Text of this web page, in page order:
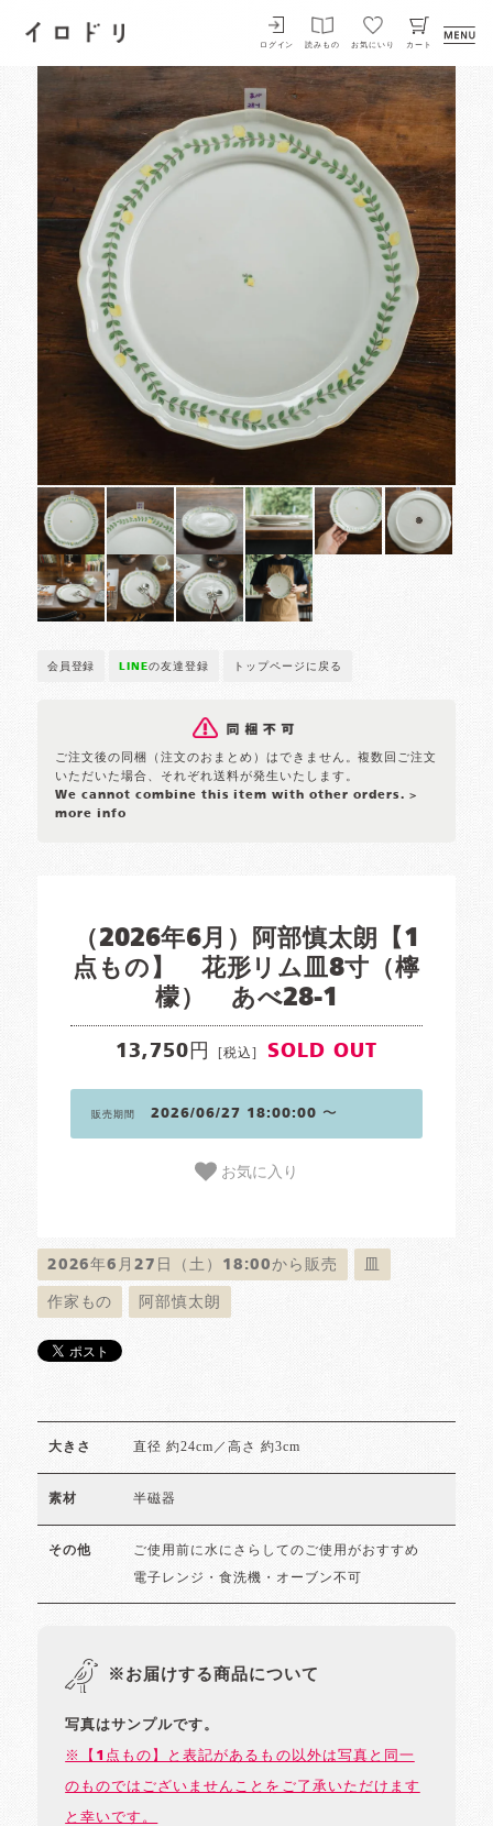
イロドリ
ログイン 読みもの お気にいり カート
会員登録 LINEの友達登録 トップページに戻る
ご注文後の同梱（注文のおまとめ）はできません。複数回ご注文
いただいた場合、それぞれ送料が発生いたします。
We cannot combine this item with other orders. >
more info
（2026年6月）阿部慎太朗【1
点もの】 花形リム皿8寸（檸
檬） あべ28-1
13,750円 [税込] SOLD OUT
販売期間 2026/06/27 18:00:00 〜
お気に入り
2026年6月27日（土）18:00から販売
作家もの 阿部慎太朗
大きさ 直径 約24cm／高さ 約3cm
素材 半磁器
その他 ご使用前に水にさらしてのご使用がおすすめ
電子レンジ・食洗機・オーブン不可
※お届けする商品について
写真はサンプルです。
※【1点もの】と表記があるもの以外は写真と同一
のものではございませんことをご了承いただけます
と幸いです。